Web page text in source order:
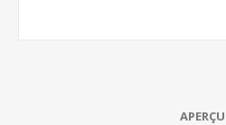
APERÇU